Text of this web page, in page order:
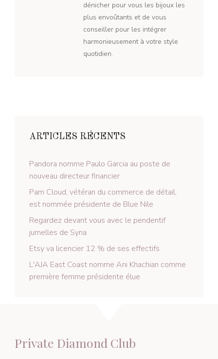
dénicher pour vous les bijoux les
plus envoûtants et de vous
conseiller pour les intégrer
harmonieusement à votre style
quotidien.
ARTICLES RÉCENTS
Pandora nomme Paulo Garcia au poste de
nouveau directeur financier
Pam Cloud, vétéran du commerce de détail,
est nommée présidente de Blue Nile
Regardez devant vous avec le pendentif
jumelles de Syna
Etsy va licencier 12 % de ses effectifs
L'AJA East Coast nomme Ani Khachian comme
première femme présidente élue
Private Diamond Club